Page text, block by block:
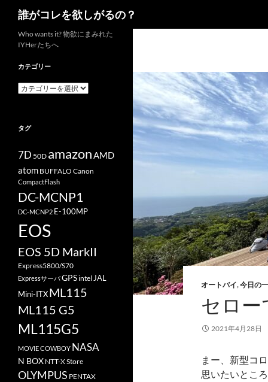
誰がコレを欲しがるの？
オートバイ,今日の
セロー
2021年4月28日
まー、新型コ
思いたいとこ
Who wants it? 物欲にまみれた
IYHerたちへ
カテゴリー
カ
ー
タグ
7D 50D amazonAMD
atom BUFFALO Canon
CompactFlash
DC-MCNP1
DC-MCNP2 E-100MP
EOS
EOS 5D MarkII
Express5800/S70
ExpressサーバGPSintel JAL
Mini-ITXML115
ML115 G5
ML115G5
MOVIE COWBOY NASA
N BOX NTT-X Store
OLYMPUS PENTAX